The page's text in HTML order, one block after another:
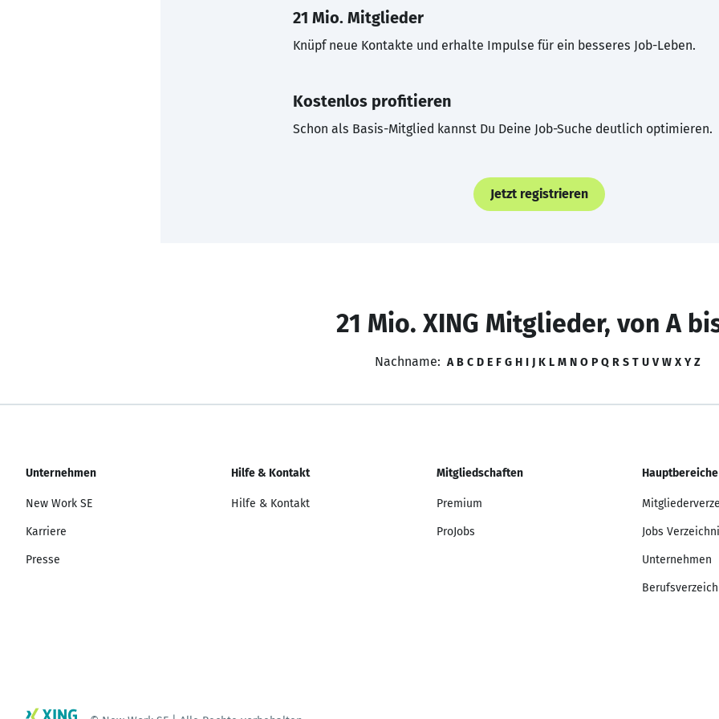
21 Mio. Mitglieder
Knüpf neue Kontakte und erhalte Impulse für ein besseres Job-Leben.
Kostenlos profitieren
Schon als Basis-Mitglied kannst Du Deine Job-Suche deutlich optimieren.
Jetzt registrieren
21 Mio. XING Mitglieder, von A
Nachname: A B C D E F G H I J K L M N O P Q R S T U V W X Y Z
Unternehmen
New Work SE
Karriere
Presse
Hilfe & Kontakt
Hilfe & Kontakt
Mitgliedschaften
Premium
ProJobs
Hauptbereiche
Jobs
Unternehmen